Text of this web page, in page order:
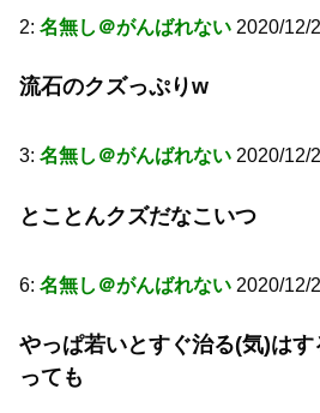
2: 名無し＠がんばれない 2020/12/
流石のクズっぷりw
3: 名無し＠がんばれない 2020/12/
とことんクズだなこいつ
6: 名無し＠がんばれない 2020/12/
やっぱ若いとすぐ治る(気)は
っても